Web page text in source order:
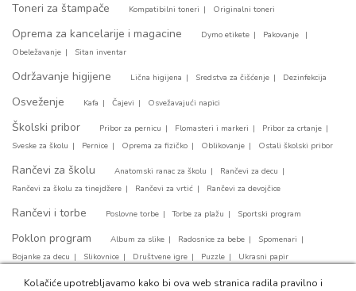
Toneri za štampače Kompatibilni toneri Originalni toneri
Oprema za kancelarije i magacine Dymo etikete
Pakovanje
Obeležavanje
Sitan inventar
Održavanje higijene Lična higijena Sredstva za čišćenje Dezinfekcija
Osveženje Kafa Čajevi Osvežavajući napici
Školski pribor Pribor za pernicu Flomasteri i markeri
Pribor za crtanje
Sveske za školu
Pernice Oprema za fizičko Oblikovanje Ostali školski pribor
Rančevi za školu Anatomski ranac za školu
Rančevi za decu
Rančevi za školu za tinejdžere
Rančevi za vrtić Rančevi za devojčice
Rančevi i torbe Poslovne torbe Torbe za plažu Sportski program
Poklon program Album za slike Radosnice za bebe
Spomenari
Bojanke za decu
Slikovnice Društvene igre Puzzle Ukrasni papir
Party program Papirni tanjirići Svećice za tortu Party salvete
Kolačiće upotrebljavamo kako bi ova web stranica radila pravilno i